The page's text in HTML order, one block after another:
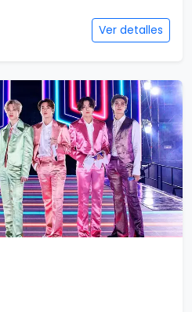
Ver detalles